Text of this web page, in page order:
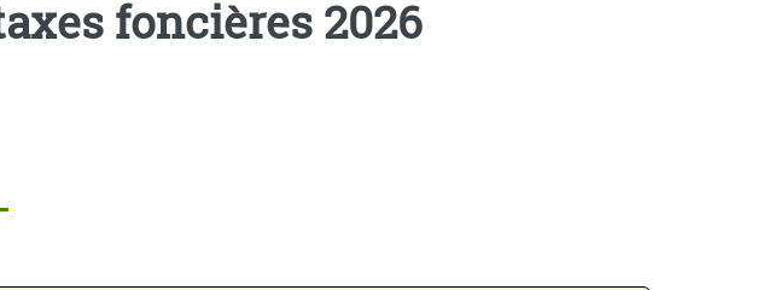
foncières 2026